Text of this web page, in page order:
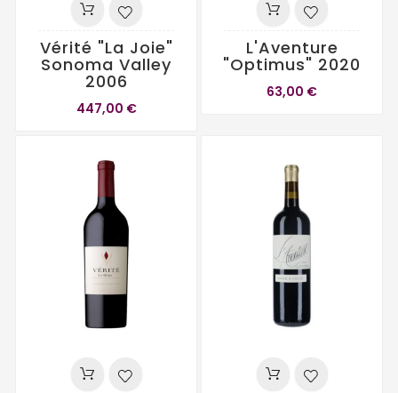
Vérité "La Joie"
Sonoma Valley
2006
447,00 €
L'Aventure
"Optimus" 2020
63,00 €